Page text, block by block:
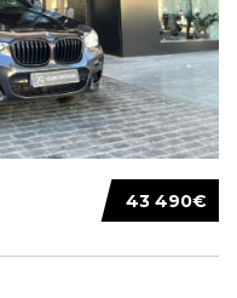
43 490€